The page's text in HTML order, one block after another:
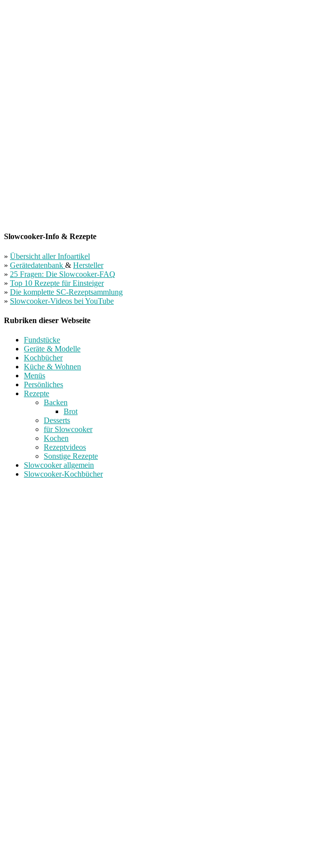
Slowcooker-Info & Rezepte
» Übersicht aller Infoartikel
» Gerätedatenbank & Hersteller
» 25 Fragen: Die Slowcooker-FAQ
» Top 10 Rezepte für Einsteiger
» Die komplette SC-Rezeptsammlung
» Slowcooker-Videos bei YouTube
Rubriken dieser Webseite
Fundstücke
Geräte & Modelle
Kochbücher
Küche & Wohnen
Menüs
Persönliches
Rezepte
Backen
Brot
Desserts
für Slowcooker
Kochen
Rezeptvideos
Sonstige Rezepte
Slowcooker allgemein
Slowcooker-Kochbücher